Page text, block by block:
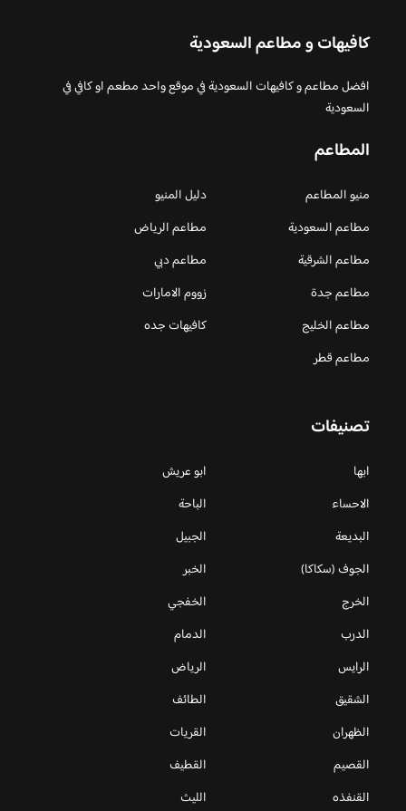
كافيهات و مطاعم السعودية
افضل مطاعم و كافيهات السعودية في موقع واحد مطعم او كافي في
السعودية
المطاعم
منيو المطاعم
دليل المنيو
مطاعم السعودية
مطاعم الرياض
مطاعم الشرقية
مطاعم دبي
مطاعم جدة
زووم الامارات
مطاعم الخليج
كافيهات جده
مطاعم قطر
تصنيفات
ابها
ابو عريش
الاحساء
الباحة
البديعة
الجبيل
الجوف (سكاكا)
الخبر
الخرج
الخفجي
الدرب
الدمام
الرايس
الرياض
الشقيق
الطائف
الظهران
القريات
القصيم
القطيف
القنفذه
الليث